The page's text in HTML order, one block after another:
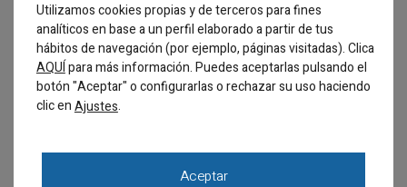
¿CUÁNTO CUESTA UN
TRATAMIENTO DE
ORTODONCIA CON
Utilizamos cookies propias y de terceros para fines
analíticos en base a un perfil elaborado a partir de tus
hábitos de navegación (por ejemplo, páginas visitadas). Clica
AQUÍpara más información. Puedes aceptarlas pulsando el
botón "Aceptar" o configurarlas o rechazar su uso haciendo
clic enAjustes.
Aceptar